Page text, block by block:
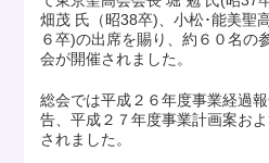
畑茂 氏（昭38卒)、小松･能美聖
６卒)の出席を賜り、約６０名の
会が開催されました。
総会では平成２６年度事業経過
告、平成２７年度事業計画案お
されました。